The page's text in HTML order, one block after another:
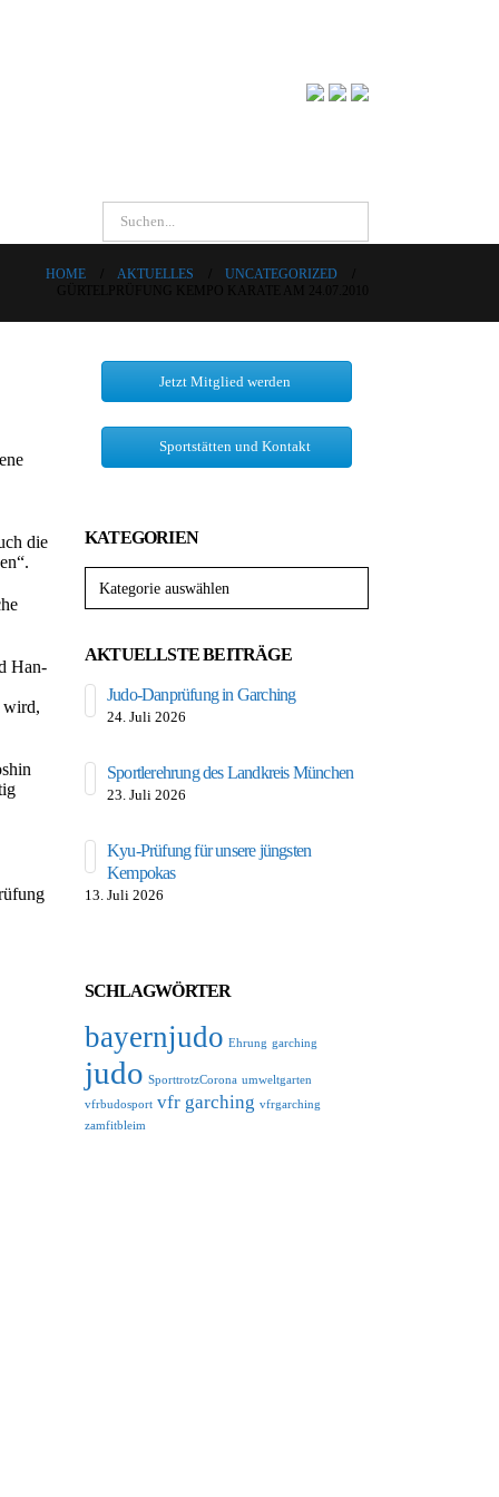
HOME AKTUELLES
UNCATEGORIZED
die
Han-
wird,
Jetzt Mitglied werden
Sportstätten und Kontakt
KATEGORIEN
AKTUELLSTE BEITRÄGE
Judo-Danprüfung in Garching
24. Juli 2026
Sportlerehrung des Landkreis München
23. Juli 2026
Kyu-Prüfung für unsere jüngsten
Kempokas
13. Juli 2026
SCHLAGWÖRTER
bayernjudo Ehrung garching
judo SporttrotzCorona umweltgarten
vfrbudosport vfr garching vfrgarching
zamfitbleim